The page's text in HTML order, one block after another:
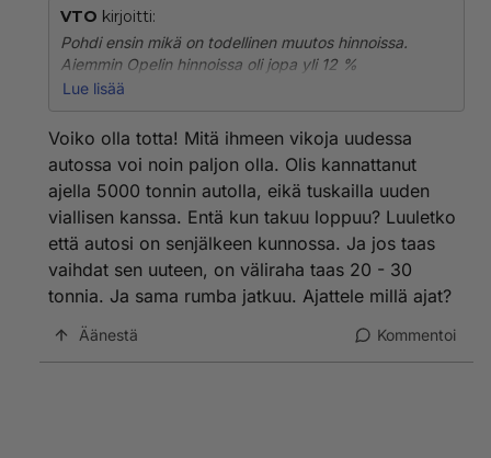
VTO kirjoitti:
Pohdi ensin mikä on todellinen muutos hinnoissa.
Aiemmin Opelin hinnoissa oli jopa yli 12 %
alennusmahdollisuus ilman vaihturia. En tiedä onko
nettohintapuolella muutosta ei juurikaan ole
tapahtunut. Näin ollen muut seikat kuin hinta ovat
ratkeisevia ostopäätöksen suhteen.
Omat kokemukset vuoden 2000 Astrasta eivät ole
erityisen hyvät. Auto on todella hyvä käytössä, mutta
laatu jättää toivomisen varaa. 5 kk ja 35 tkm aikana
takuulaskujen loppusumma on noin 20000 mk ja
matkan keskeytymisiäkin on sattunut. Toisaalta tämä
on vain yksi otos.
Lue lisää
Voiko olla totta! Mitä ihmeen vikoja uudessa
autossa voi noin paljon olla. Olis kannattanut
ajella 5000 tonnin autolla, eikä tuskailla uuden
viallisen kanssa. Entä kun takuu loppuu? Luuletko
että autosi on senjälkeen kunnossa. Ja jos taas
vaihdat sen uuteen, on väliraha taas 20 - 30
tonnia. Ja sama rumba jatkuu. Ajattele millä ajat?
Äänestä Kommentoi